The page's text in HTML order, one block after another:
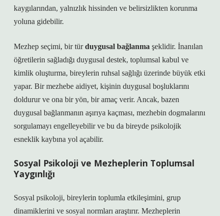
kaygılarından, yalnızlık hissinden ve belirsizlikten korunma
yoluna gidebilir.
Mezhep seçimi, bir türduygusal bağlanma şeklidir. İnanılan
öğretilerin sağladığı duygusal destek, toplumsal kabul ve
kimlik oluşturma, bireylerin ruhsal sağlığı üzerinde büyük etki
yapar. Bir mezhebe aidiyet, kişinin duygusal boşluklarını
doldurur ve ona bir yön, bir amaç verir. Ancak, bazen
duygusal bağlanmanın aşırıya kaçması, mezhebin dogmalarını
sorgulamayı engelleyebilir ve bu da bireyde psikolojik
esneklik kaybına yol açabilir.
Sosyal Psikoloji ve Mezheplerin Toplumsal
Yaygınlığı
Sosyal psikoloji, bireylerin toplumla etkileşimini, grup
dinamiklerini ve sosyal normları araştırır. Mezheplerin